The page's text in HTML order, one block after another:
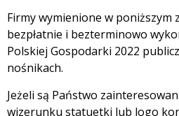
Firmy wymienione w poniższym
bezpłatnie i bezterminowo
Polskiej Gospodarki 2022
nośnikach.
Jeżeli są Państwo
wizerunku statuetki lub logo